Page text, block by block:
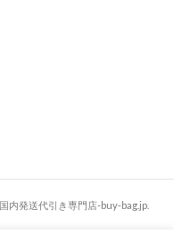
内発送代引き専門店-buy-bag.jp.